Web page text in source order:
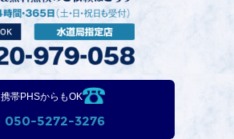
携帯PHSからもOK
050-5272-3276